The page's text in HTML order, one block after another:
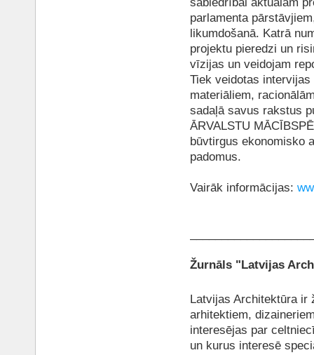
parlamenta
likumdošanā. Katrā
projektu pieredzi un
vīzijas un veidojam
Tiek veidotas
materiāliem,
sadaļā savus rakstus
ĀRVALSTU
būvtirgus ekonomisko
padomus.
Vairāk informācijas:
Žurnāls "Latvijas
Latvijas Architektūra ir
arhitektiem,
interesējas par
un kurus interesē